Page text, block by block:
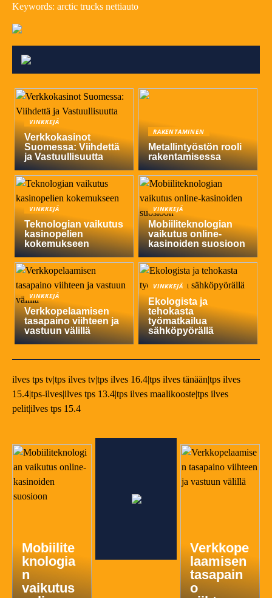
Keywords: arctic trucks nettiauto
VINKKEJÄ
Verkkokasinot
Suomessa: Viihdettä
ja Vastuullisuutta
RAKENTAMINEN
Metallintyöstön rooli
rakentamisessa
VINKKEJÄ
Teknologian vaikutus
kasinopelien
kokemukseen
VINKKEJÄ
Mobiiliteknologian
vaikutus online-
kasinoiden suosioon
VINKKEJÄ
Verkkopelaamisen
tasapaino viihteen ja
vastuun välillä
VINKKEJÄ
Ekologista ja
tehokasta
työmatkailua
sähköpyörällä
ilves tps tv|tps ilves tv|tps ilves 16.4|tps ilves tänään|tps ilves
15.4|tps-ilves|ilves tps 13.4|tps ilves maalikooste|tps ilves
pelit|ilves tps 15.4
Mobiilite
knologia
n
vaikutus
Verkkope
laamisen
tasapain
o